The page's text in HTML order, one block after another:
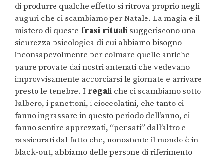
di produrre qualche effetto si ritrova proprio negli
auguri che ci scambiamo per Natale. La magia e il
mistero di queste frasi rituali suggeriscono una
sicurezza psicologica di cui abbiamo bisogno
inconsapevolmente per colmare quelle antiche
paure provate dai nostri antenati che vedevano
improvvisamente accorciarsi le giornate e arrivare
presto le tenebre. I regali che ci scambiamo sotto
l’albero, i panettoni, i cioccolatini, che tanto ci
fanno ingrassare in questo periodo dell’anno, ci
fanno sentire apprezzati, “pensati” dall’altro e
rassicurati dal fatto che, nonostante il mondo è in
black-out, abbiamo delle persone di riferimento